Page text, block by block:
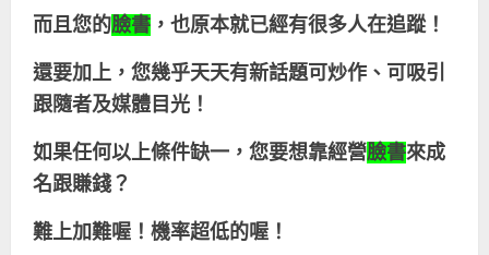
而且您的臉書 ，也原本就已經有很多人在追蹤！
還要加上，您幾乎天天有新話題可炒作、可吸引
跟隨者及媒體目光！
如果任何以上條件缺一，您要想靠經營臉書來成
名跟賺錢？
難上加難喔！機率超低的喔！